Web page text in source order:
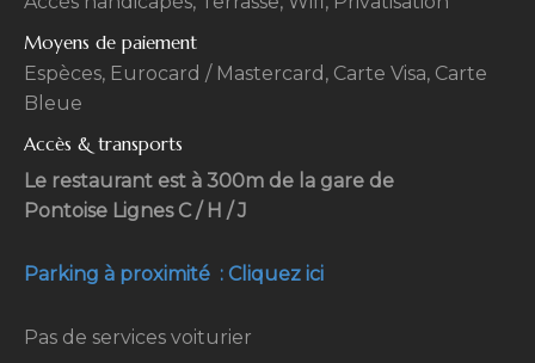
Moyens de paiement
Espèces, Eurocard / Mastercard, Carte Visa, Carte
Bleue
Accès & transports
Le restaurant est à 300m de la gare de
Pontoise Lignes C / H / J
Parking à proximité : Cliquez ici
Pas de services voiturier